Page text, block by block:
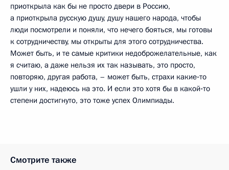
приоткрыла как бы не просто двери в Россию,
а приоткрыла русскую душу, душу нашего народа, чтобы
люди посмотрели и поняли, что нечего бояться, мы готовы
к сотрудничеству, мы открыты для этого сотрудничества.
Может быть, и те самые критики недоброжелательные, как
я считаю, а даже нельзя их так называть, это просто,
повторяю, другая работа, – может быть, страхи какие‑то
ушли у них, надеюсь на это. И если это хотя бы в какой‑то
степени достигнуто, это тоже успех Олимпиады.
Смотрите также